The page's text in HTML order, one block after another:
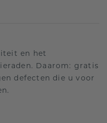
en het
Daarom: gratis
defecten die u voor